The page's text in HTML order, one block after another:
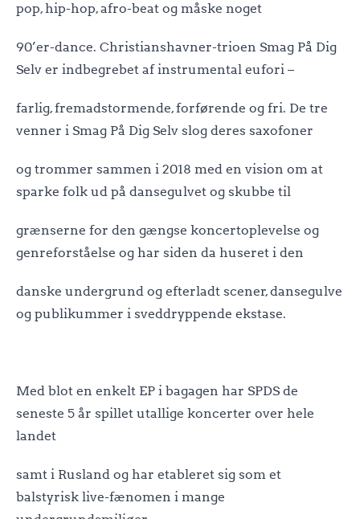
pop, hip-hop, afro-beat og måske noget
90’er-dance. Christianshavner-trioen Smag På Dig
Selv er indbegrebet af instrumental eufori –
farlig, fremadstormende, forførende og fri. De tre
venner i Smag På Dig Selv slog deres saxofoner
og trommer sammen i 2018 med en vision om at
sparke folk ud på dansegulvet og skubbe til
grænserne for den gængse koncertoplevelse og
genreforståelse og har siden da huseret i den
danske undergrund og efterladt scener, dansegulve
og publikummer i sveddryppende ekstase.
Med blot en enkelt EP i bagagen har SPDS de
seneste 5 år spillet utallige koncerter over hele
landet
samt i Rusland og har etableret sig som et
balstyrisk live-fænomen i mange